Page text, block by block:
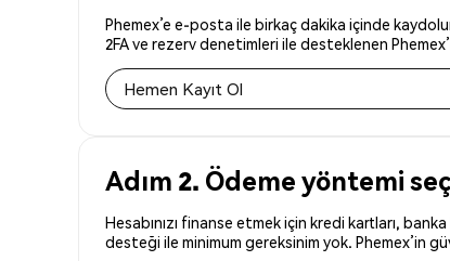
Phemex’e e-posta ile birkaç dakika içinde
2FA ve rezerv denetimleri ile desteklenen
Hemen Kayıt Ol
Adım 2. Ödeme yöntemi
Hesabınızı finanse etmek için kredi kartları,
desteği ile minimum gereksinim yok. Phemex’in